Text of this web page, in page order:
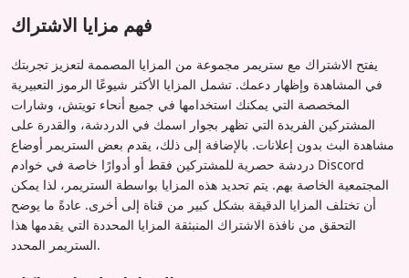
فهم مزايا الاشتراك
يفتح الاشتراك مع ستريمر مجموعة من المزايا المصممة لتعزيز تجربتك
في المشاهدة وإظهار دعمك. تشمل المزايا الأكثر شيوعًا الرموز التعبيرية
المخصصة التي يمكنك استخدامها في جميع أنحاء تويتش، وشارات
المشتركين الفريدة التي تظهر بجوار اسمك في الدردشة، والقدرة على
مشاهدة البث بدون إعلانات. بالإضافة إلى ذلك، يقدم بعض الستريمر أوضاع
دردشة حصرية للمشتركين فقط أو أدوارًا خاصة في خوادم Discord
المجتمعية الخاصة بهم. يتم تحديد هذه المزايا بواسطة الستريمر، لذا يمكن
أن تختلف المزايا الدقيقة بشكل كبير من قناة إلى أخرى. عادةً ما يوضح
التحقق من نافذة الاشتراك المنبثقة المزايا المحددة التي يقدمها هذا
الستريمر المحدد.